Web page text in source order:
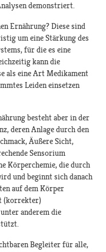
demonstriert.
Ernährung? Diese sind
um eine Stärkung des
für die es eine
kann die
als eine Art Medikament
Leiden einsetzen
besteht aber in der
deren Anlage durch den
Äußere Sicht,
Sensorium
Körperchemie, die durch
und beginnt sich danach
auf dem Körper
(korrekter)
anderem die
Begleiter für alle,